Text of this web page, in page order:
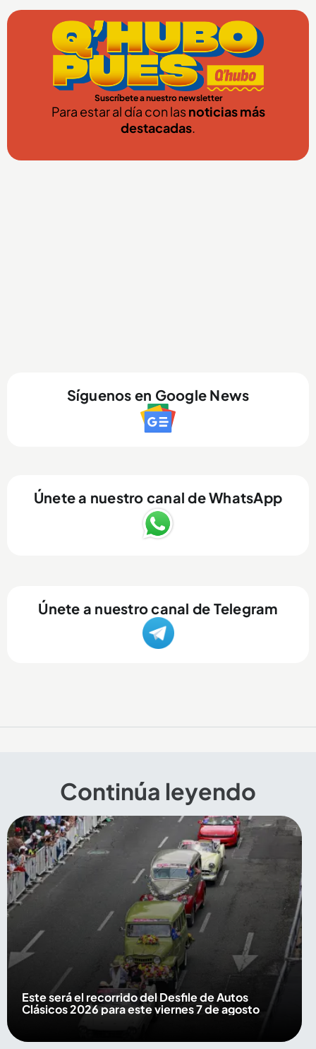
Suscríbete a nuestro newsletter
Para estar al día con lasnoticias más
destacadas.
Síguenos en Google News
Únete a nuestro canal de WhatsApp
Únete a nuestro canal de Telegram
Continúa leyendo
Este será el recorrido del Desfile de Autos
Clásicos 2026 para este viernes 7 de agosto